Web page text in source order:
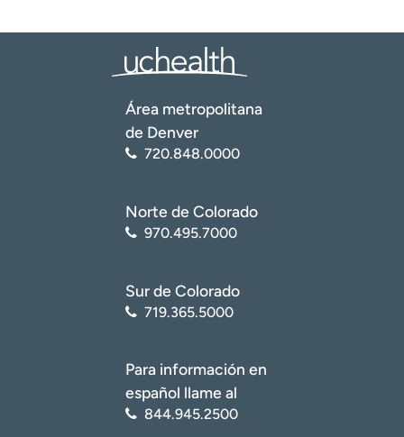
Área metropolitana
de Denver
720.848.0000
Norte de Colorado
970.495.7000
Sur de Colorado
719.365.5000
Para información en
español llame al
844.945.2500